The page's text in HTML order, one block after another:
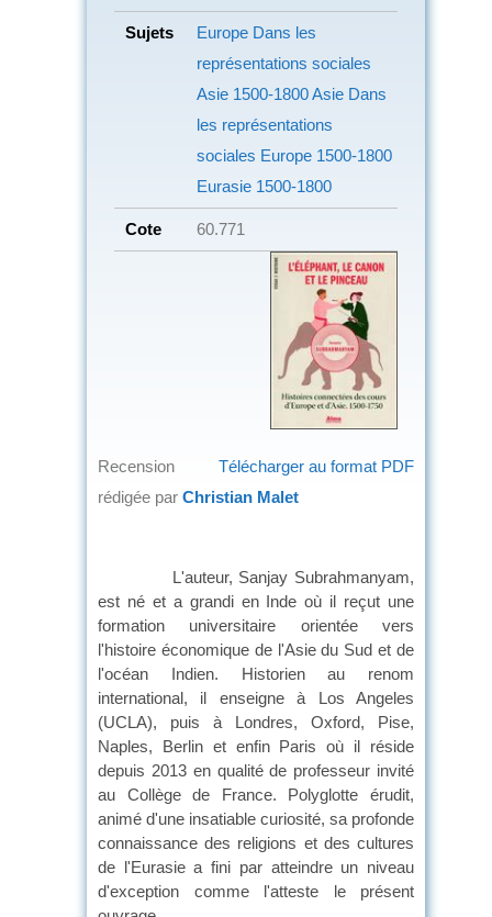
Sujets Europe Dans les
représentations sociales
Asie 1500-1800 Asie Dans
les représentations
sociales Europe 1500-1800
Eurasie 1500-1800
Cote 60.771
Télécharger au format PDF
Recension
rédigée par Christian Malet
L'auteur, Sanjay Subrahmanyam,
est né et a grandi en Inde où il reçut une
formation universitaire orientée vers
l'histoire économique de l'Asie du Sud et de
l'océan Indien. Historien au renom
international, il enseigne à Los Angeles
(UCLA), puis à Londres, Oxford, Pise,
Naples, Berlin et enfin Paris où il réside
depuis 2013 en qualité de professeur invité
au Collège de France. Polyglotte érudit,
animé d'une insatiable curiosité, sa profonde
connaissance des religions et des cultures
de l'Eurasie a fini par atteindre un niveau
d'exception comme l'atteste le présent